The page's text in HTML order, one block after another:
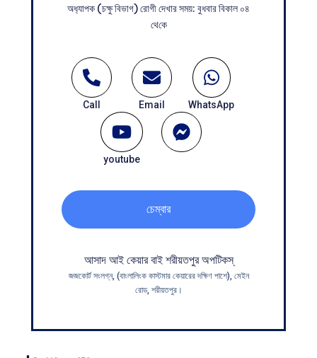
অধ‌্যাপক (চক্ষু বিভাগ) রোগী দেখার সময়: বুধবার বিকাল ০৪
থে‌কে
Call Email WhatsApp
youtube
চেম্বার
আসাদ আই কেয়ার বাই শরীয়তপুর অপটিকস্
জজকোর্ট সংলগ্ন, (বাংলালিংক কাস্টমার কেয়ারের দক্ষিণ পাশে), মেইন
রোড, শরীয়তপুর।